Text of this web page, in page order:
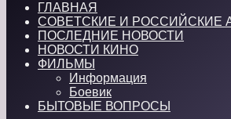
ГЛАВНАЯ
СОВЕТСКИЕ И РОССИЙСКИЕ
ПОСЛЕДНИЕ НОВОСТИ
НОВОСТИ КИНО
ФИЛЬМЫ
Информация
Боевик
БЫТОВЫЕ ВОПРОСЫ